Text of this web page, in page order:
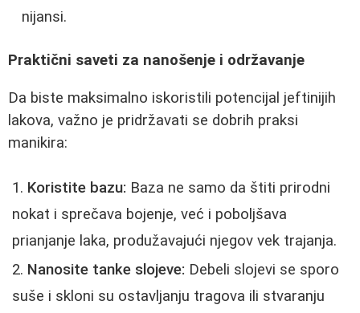
nijansi.
Praktični saveti za nanošenje i održavanje
Da biste maksimalno iskoristili potencijal jeftinijih
lakova, važno je pridržavati se dobrih praksi
manikira:
Koristite bazu: Baza ne samo da štiti prirodni
nokat i sprečava bojenje, već i poboljšava
prianjanje laka, produžavajući njegov vek trajanja.
Nanosite tanke slojeve: Debeli slojevi se sporo
suše i skloni su ostavljanju tragova ili stvaranju